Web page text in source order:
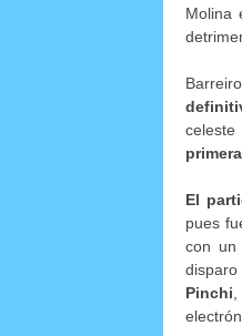
Molina
El
pues
con un
Pinchi